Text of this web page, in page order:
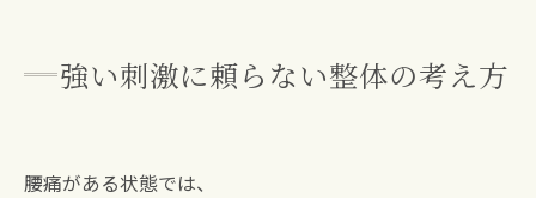
強い刺激に頼らない整体の考え方
腰痛がある状態では、